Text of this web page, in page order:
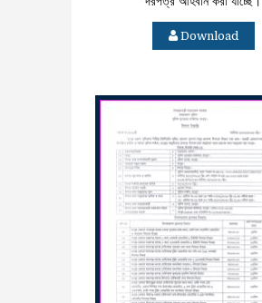
Download